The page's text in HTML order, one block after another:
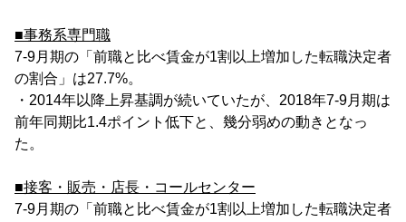
■事務系専門職
7-9月期の「前職と比べ賃金が1割以上増加した転職決定者
の割合」は27.7%。
・2014年以降上昇基調が続いていたが、2018年7-9月期は
前年同期比1.4ポイント低下と、幾分弱めの動きとなっ
た。
■接客・販売・店長・コールセンター
7-9月期の「前職と比べ賃金が1割以上増加した転職決定者